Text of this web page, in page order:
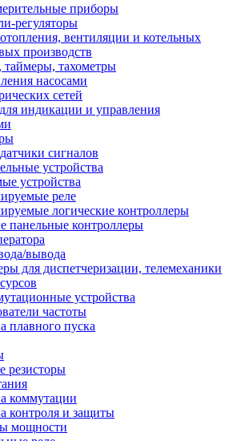
приборы
регуляторы
вентиляции и котельных
производств
таймеры, тахометры
насосами
сетей
индикации и управления
сигналов
устройства
устройства
реле
логические контроллеры
панельные контроллеры
вывода
для диспетчеризации, телемеханики
устройства
частоты
плавного пуска
резисторы
коммутации
контроля и защиты
мощности